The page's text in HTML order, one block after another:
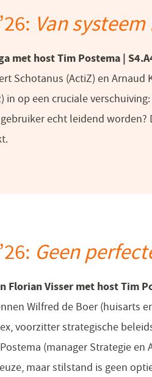
Van
met host Tim Postema |
Schotanus (ActiZ) en
in op een cruciale
echt leidend
Geen
Florian Visser met host Tim
Wilfred de Boer (huisarts
voorzitter strategische
(manager Strategie en
maar stilstand is geen